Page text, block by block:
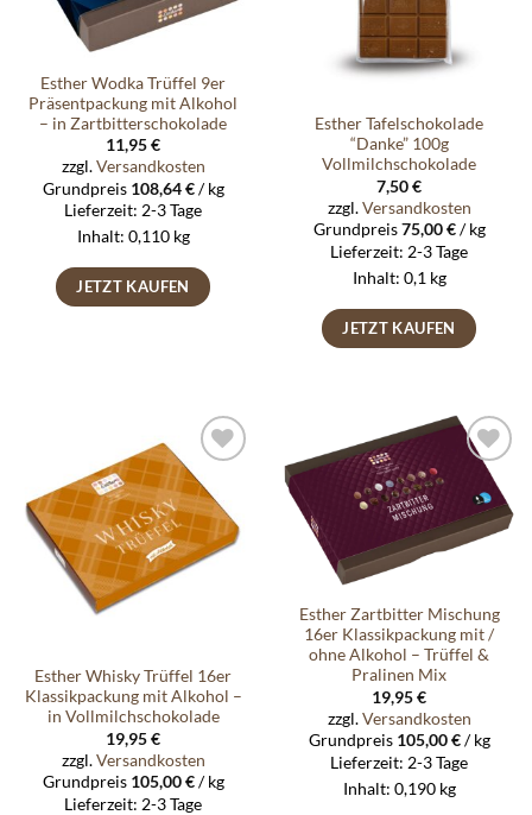
Esther Wodka Trüffel 9er
Präsentpackung mit Alkohol
– in Zartbitterschokolade
11,95€
zzgl.Versandkosten
Grundpreis 108,64€/kg
Lieferzeit: 2-3 Tage
Inhalt: 0,110 kg
JETZT KAUFEN
Esther Tafelschokolade
“Danke” 100g
Vollmilchschokolade
7,50€
zzgl.Versandkosten
Grundpreis75,00€/kg
Lieferzeit: 2-3 Tage
Inhalt: 0,1 kg
JETZT KAUFEN
Auf die
Wunschliste
Esther Whisky Trüffel 16er
Klassikpackung mit Alkohol –
in Vollmilchschokolade
19,95€
zzgl.Versandkosten
Grundpreis 105,00€/kg
Lieferzeit: 2-3 Tage
Auf die
Wunschliste
Esther Zartbitter Mischung
16er Klassikpackung mit /
ohne Alkohol – Trüffel &
Pralinen Mix
19,95€
zzgl.Versandkosten
Grundpreis 105,00€/kg
Lieferzeit: 2-3 Tage
Inhalt: 0,190 kg